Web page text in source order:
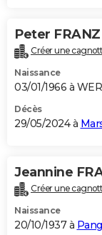
Peter FRANZ
Créer une
Naissance
03/01/1966 à
Décès
29/05/2024 à
Jeannine
Créer une
Naissance
20/10/1937 à